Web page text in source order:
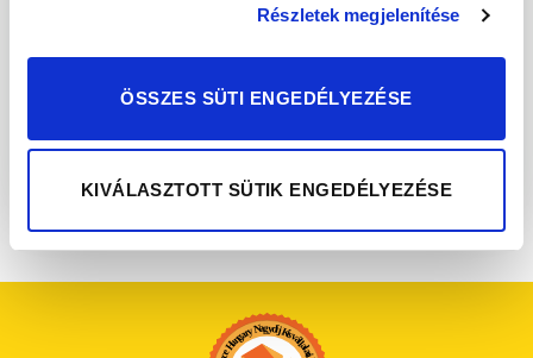
Részletek megjelenítése
ÖSSZES SÜTI ENGEDÉLYEZÉSE
KIVÁLASZTOTT SÜTIK ENGEDÉLYEZÉSE
adatkezelési tájékoztatóbanírtakat.
ELÁLLÁS MEGERŐSÍTÉSE